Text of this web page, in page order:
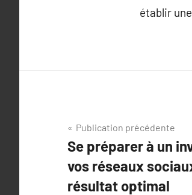
établir
Navigation
de
l’article
Publication précédente
Se préparer à un
vos réseaux
résultat optimal